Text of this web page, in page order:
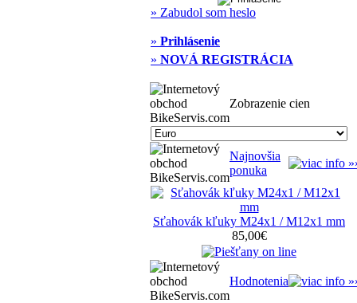
» Zabudol som heslo
» Prihlásenie
» NOVÁ REGISTRÁCIA
Zobrazenie cien
Najnovšia
ponuka
Sťahovák kľuky M24x1 / M12x1 mm
85,00€
Hodnotenia